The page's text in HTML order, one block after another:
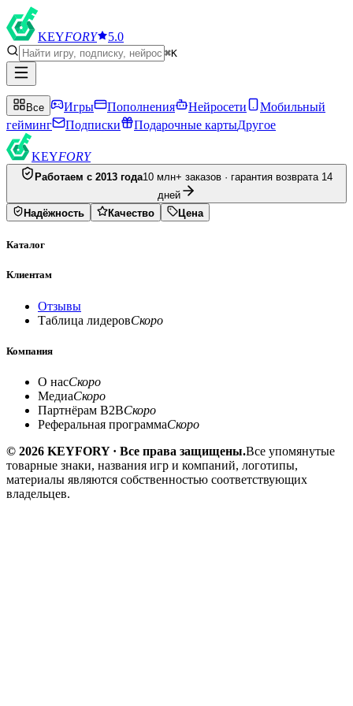
KEYFORY 5.0
⌘K
Все Игры Пополнения Нейросети
Мобильный
гейминг
Подписки Подарочные картыДругое
KEYFORY
Работаем с 2013 года10 млн+ заказов · гарантия возврата 14
дней
Надёжность
Качество Цена
Каталог
Клиентам
Отзывы
Таблица лидеровСкоро
Компания
О насСкоро
МедиаСкоро
Партнёрам B2BСкоро
Реферальная программаСкоро
© 2026 KEYFORY · Все права защищены.Все упомянутые
товарные знаки, названия игр и компаний, логотипы,
материалы являются собственностью соответствующих
владельцев.